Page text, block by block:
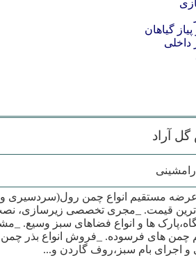
پیاز گیاهان
آراد
مستقیم انواع چمن رول(سردسیری
ترین قیمت. _مجری تخصصی زیرسازی،
ها و انواع فضاهای سبز وسیع.
چمن های فرسوده. _فروش انواع بذر
اجرای بام سبز،روف گاردن و...